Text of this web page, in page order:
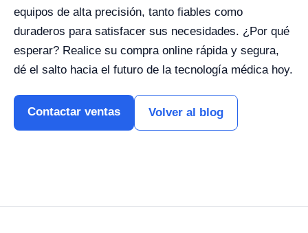
equipos de alta precisión, tanto fiables como
duraderos para satisfacer sus necesidades. ¿Por qué
esperar? Realice su compra online rápida y segura,
dé el salto hacia el futuro de la tecnología médica hoy.
Contactar ventas Volver al blog